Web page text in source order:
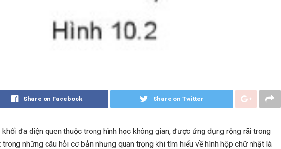
Share on Facebook Share on Twitter
đa diện quen thuộc trong hình học không gian, được ứng dụng rộng rãi trong
những câu hỏi cơ bản nhưng quan trọng khi tìm hiểu về hình hộp chữ nhật là